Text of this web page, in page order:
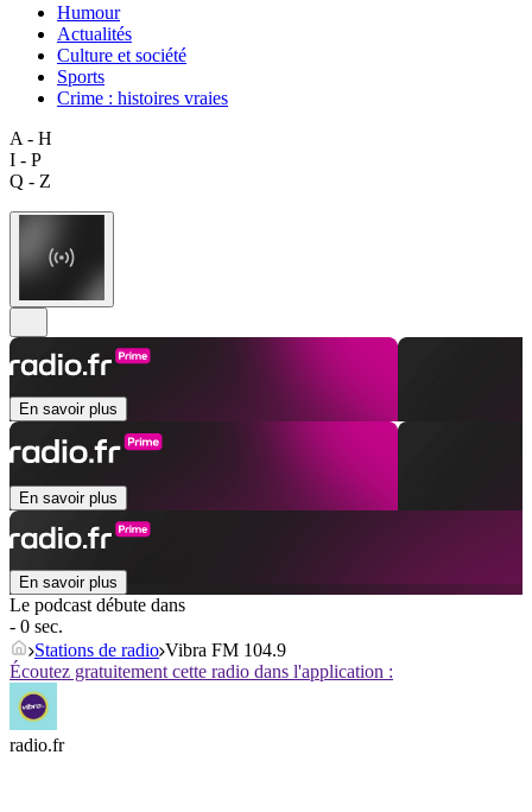
Humour
Actualités
Culture et société
Sports
Crime : histoires vraies
A - H
I - P
Q - Z
En savoir plus
En savoir plus
En savoir plus
Le podcast débute dans
- 0 sec.
Stations de radio Vibra FM 104.9
Écoutez gratuitement cette radio dans l'application :
radio.fr